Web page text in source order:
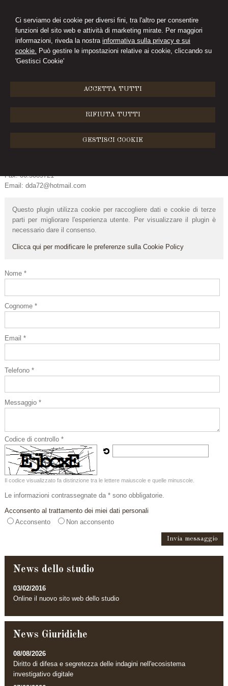
Ci serviamo dei cookie per diversi fini, tra l'altro per consentire
funzioni del sito web e attività di marketing mirate. Per maggiori
informazioni, riveda la nostra informativa sulla privacy e sui
cookie. Può gestire le impostazioni relative ai cookie, cliccando su
'Gestisci Cookie'
ACCETTA TUTTI
RIFIUTA TUTTI
GESTISCI COOKIE
D'ANTONIO
STUDIO LEGALE
Fax: 06.5089721
Email: dda72@hotmail.com
Questo plugin utilizza cookie per raccogliere dati e cookie di terze
parti per migliorare l'esperienza utente. Per visualizzare il plugin è
necessario dare il consenso.
Clicca qui per modificare le preferenze sulla Cookie Policy
Nome *
Cognome *
Email *
Telefono *
Messaggio *
Codice di controllo *
Il codice visualizzato fa distinzione tra le lettere maiuscole e quelle minuscole.
Le informazioni contrassegnate da * sono obbligatorie.
Acconsento al trattamento dei miei dati personali
Acconsento
Non acconsento
News dello studio
03/02/2016
Online il nuovo sito web dello studio
News Giuridiche
08/08/2026
Diritto di difesa e segretezza delle indagini nell'ecosistema
investigativo digitale